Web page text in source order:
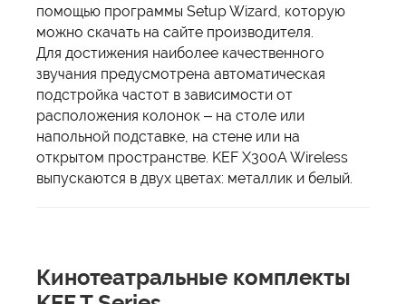
помощью программы Setup Wizard, которую
можно скачать на сайте производителя.
Для достижения наиболее качественного
звучания предусмотрена автоматическая
подстройка частот в зависимости от
расположения колонок – на столе или
напольной подставке, на стене или на
открытом пространстве. KEF X300A Wireless
выпускаются в двух цветах: металлик и белый.
Кинотеатральные комплекты